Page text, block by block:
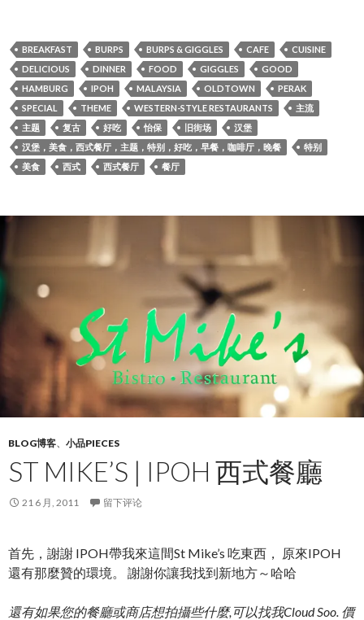
BREAKFAST BURPS BURPS & GIGGLES CAFE
CUISINE
DELICIOUS
DINNER FOOD GIGGLES
GOOD
HAMBURG
IPOH MALAYSIA OLDTOWN
PERAK
SPECIAL
THEME WESTERN-STYLE RESTAURANTS
主流
主题
复古 好吃 怡保 旧街场
汉堡
汉堡，美食，西式餐厅，主题，特别，好吃，早餐，咖啡厅，晚餐
特别
美食
西式 西式餐厅 餐厅
BLOG博客、 小品PIECES
ST MIKE’S | IPOH 西式餐廳
21 6 月, 2011 留下评论
首先，謝謝 IPOH帶我來這間St Mike’s 吃東西， 原來IPOH
還有那麼贊的環境。 謝謝你讓我找到新地方～哈哈
還有如果您的餐廳或商店想拍攝些什麼,可以找我Cloud Soo. 價